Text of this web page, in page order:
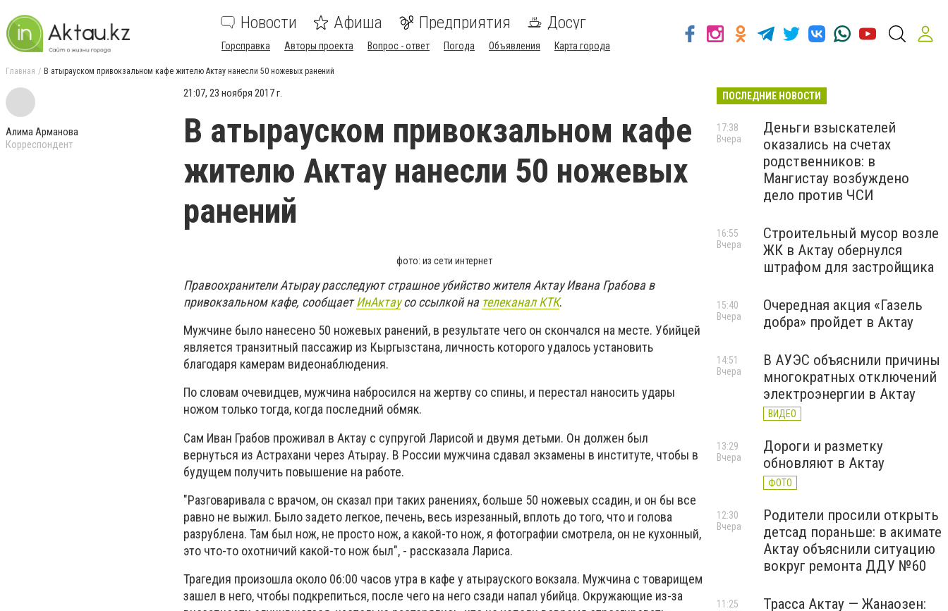
Новости Афиша Предприятия Досуг
Горсправка Авторы проекта Вопрос - ответ Погода Объявления Карта города
Главная В атырауском привокзальном кафе жителю Актау нанесли 50 ножевых ранений
Алима Арманова
Корреспондент
21:07, 23 ноября 2017 г.
В атырауском привокзальном кафе
жителю Актау нанесли 50 ножевых
ранений
фото: из сети интернет
Правоохранители Атырау расследуют страшное убийство жителя Актау Ивана Грабова в
привокзальном кафе, сообщаетИнАктаусо ссылкой на телеканал КТК.
Мужчине было нанесено 50 ножевых ранений, в результате чего он скончался на месте. Убийцей
является транзитный пассажир из Кыргызстана, личность которого удалось установить
благодаря камерам видеонаблюдения.
По словам очевидцев, мужчина набросился на жертву со спины, и перестал наносить удары
ножом только тогда, когда последний обмяк.
Сам Иван Грабов проживал в Актау с супругой Ларисой и двумя детьми. Он должен был
вернуться из Астрахани через Атырау. В России мужчина сдавал экзамены в институте, чтобы в
будущем получить повышение на работе.
"Разговаривала с врачом, он сказал при таких ранениях, больше 50 ножевых ссадин, и он бы все
равно не выжил. Было задето легкое, печень, весь изрезанный, вплоть до того, что и голова
разрублена. Там был нож, не просто нож, а какой-то нож, я фотографии смотрела, он не кухонный,
это что-то охотничий какой-то нож был", - рассказала Лариса.
Трагедия произошла около 06:00 часов утра в кафе у атырауского вокзала. Мужчина с товарищем
зашел в него, чтобы подкрепиться, после чего на него сзади напал убийца. Окружающие из-за
ПОСЛЕДНИЕ НОВОСТИ
Деньги взыскателей
оказались на счетах
родственников: в
Мангистау возбуждено
дело против ЧСИ
17:38
Вчера
Строительный мусор возле
ЖК в Актау обернулся
штрафом для застройщика
16:55
Вчера
Очередная акция «Газель
добра» пройдет в Актау
15:40
Вчера
В АУЭС объяснили причины
многократных отключений
электроэнергии в Актау
ВИДЕО
14:51
Вчера
Дороги и разметку
обновляют в Актау
ФОТО
13:29
Вчера
Родители просили открыть
детсад пораньше: в акимате
Актау объяснили ситуацию
вокруг ремонта ДДУ №60
12:30
Вчера
Трасса Актау — Жанаозен:
11:25